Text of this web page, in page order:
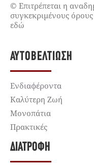
© Επιτρέπεται η
συγκεκριμένους
εδώ
ΑΥΤΟΒΕΛΤΊΩΣΗ
Ενδιαφέροντα
Καλύτερη Ζωή
Μονοπάτια
Πρακτικές
ΔΙΑΤΡΟΦΉ